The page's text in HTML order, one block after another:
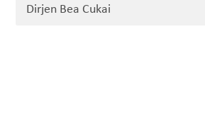
Dirjen Bea Cukai